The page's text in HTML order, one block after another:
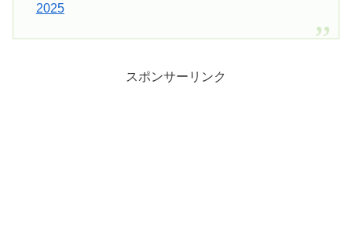
2025
スポンサーリンク